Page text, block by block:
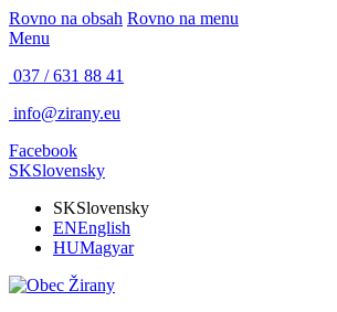
Rovno na obsah Rovno na menu
Menu
037 / 631 88 41
info@zirany.eu
Facebook
SKSlovensky
SKSlovensky
ENEnglish
HUMagyar